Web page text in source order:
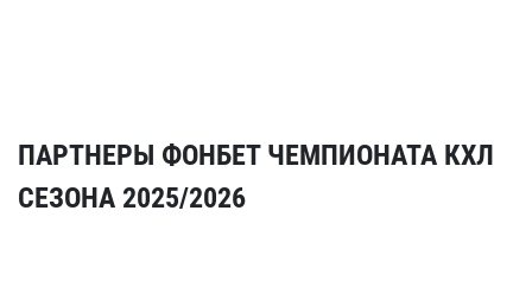
ПАРТНЕРЫ ФОНБЕТ ЧЕМПИОНАТА КХЛ
СЕЗОНА 2025/2026